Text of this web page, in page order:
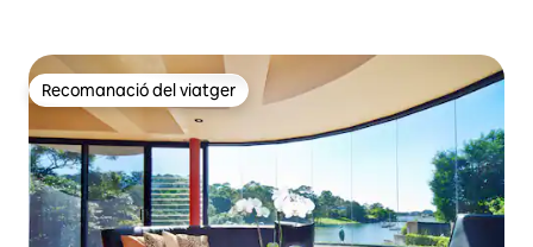
Recomanació del viatger
Recomanació del viatger